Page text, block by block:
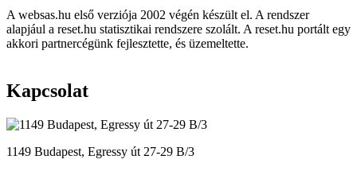
A websas.hu első verziója 2002 végén készült el. A rendszer
alapjául a reset.hu statisztikai rendszere szolált. A reset.hu portált egy
akkori partnercégünk fejlesztette, és üzemeltette.
Kapcsolat
1149 Budapest, Egressy út 27-29 B/3